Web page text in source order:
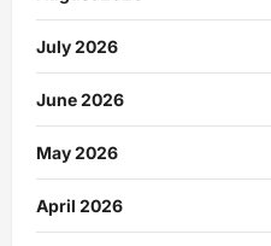
July 2026
June 2026
May 2026
April 2026